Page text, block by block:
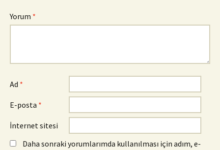
Yorum *
Ad *
E-posta *
İnternet sitesi
Daha sonraki yorumlarımda kullanılması için adım, e-